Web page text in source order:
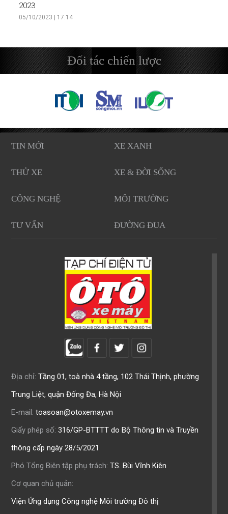
2023
05/10/2023 | 17:14
Đối tác chiến lược
TIN MỚI XE XANH
THỬ XE XE & ĐỜI SỐNG
CÔNG NGHỆ MÔI TRƯỜNG
TƯ VẤN ĐƯỜNG ĐUA
Địa chỉ: Tầng 01, toà nhà 4 tầng, 102 Thái Thịnh, phường
Trung Liệt, quận Đống Đa, Hà Nội
E-mail: toasoan@otoxemay.vn
Giấy phép số: 316/GP-BTTTT do Bộ Thông tin và Truyền
thông cấp ngày 28/5/2021
Phó Tổng Biên tập phụ trách: TS. Bùi Vĩnh Kiên
Cơ quan chủ quản:
Viện Ứng dụng Công nghệ Môi trường Đô thị